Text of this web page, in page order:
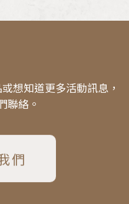
想知道更多活動訊息，
聯絡。
們